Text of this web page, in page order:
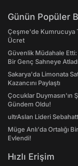
Günün Popüler
Çeşme'de Kumrucuya
Ücret
Güvenlik Müdahale
Bir Genç Sahneye
Sakarya'da Limonata
Kazancını Paylaştı
Çocuklar Duymasın'ın
Gündem Oldu!
ultrAslan Lideri
Müge Anlı'da Ortalığı
Evlendi!
Hızlı Erişim